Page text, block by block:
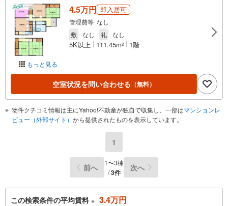
もっと見る
4.5万円 即入居可
管理費等 なし
敷
なし 礼 なし
5K以上 111.45m2 1階
空室状況を問い合わせる （無料）
物件クチコミ情報は主にYahoo!不動産が独自で収集し、一部はマンションレ
ビュー（外部サイト） から提供されたものを表示しています。
1
前へ
1〜3棟
/3件 次へ
この検索条件の平均賃料 ※ 3.4万円